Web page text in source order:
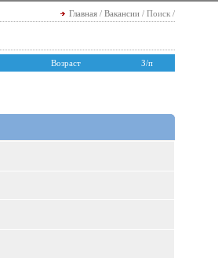
Главная / Вакансии / Поиск /
Возраст
З/п